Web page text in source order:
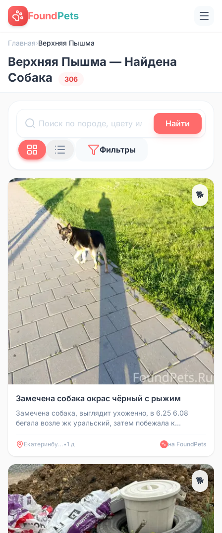
FoundPets
Главная›Верхняя Пышма
Верхняя Пышма — Найдена
Собака
306
Найти
Фильтры
🐕
Замечена собака окрас чёрный с рыжим
Замечена собака, выглядит ухоженно, в 6.25 6.08
бегала возле жк уральский, затем побежала к
Екатеринбург•1 д 🐾 на FoundPets
🐕